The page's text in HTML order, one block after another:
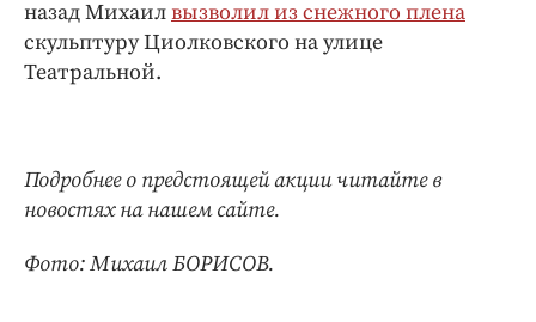
назад Михаилвызволил из снежного плена
скульптуру Циолковского на улице
Театральной.
Подробнее о предстоящей акции читайте в
новостях на нашем сайте.
Фото: Михаил БОРИСОВ.